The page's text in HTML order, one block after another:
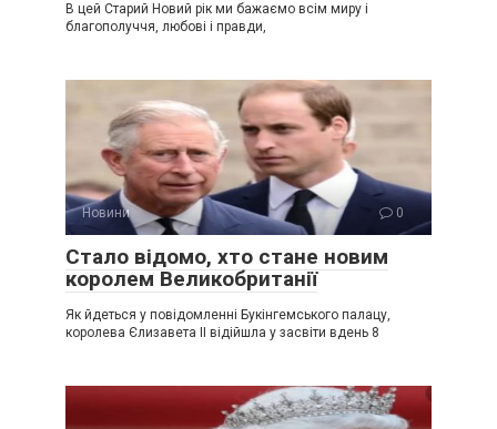
В цей Старий Новий рік ми бажаємо всім миру і
благополуччя, любові і правди,
Новини 0
Стало відомо, хто стане новим
королем Великобританії
Як йдеться у повідомленні Букінгемського палацу,
королева Єлизавета ІІ відійшла у засвіти вдень 8